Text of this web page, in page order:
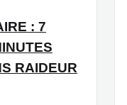
: 7
RAIDEUR